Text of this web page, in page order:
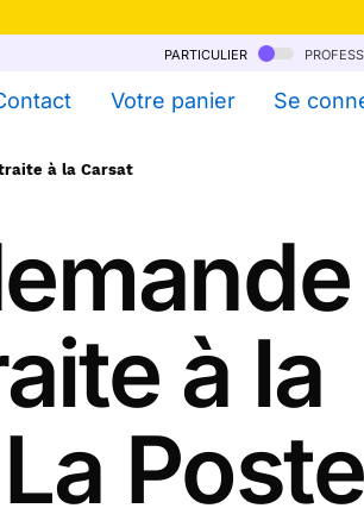
particulier
Votre panier Se
à la Carsat
à la
Poste